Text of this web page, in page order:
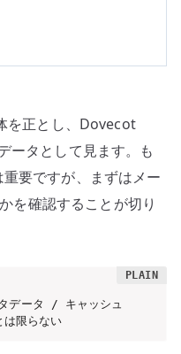
を正とし、Dovecot
ータとして見ます。も
要ですが、まずはメー
を確認することが切り
ータ / キャッシュ
限らない